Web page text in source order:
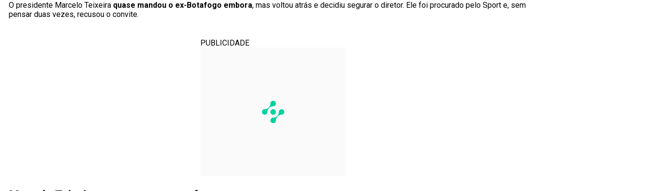
O presidente Marcelo Teixeira quase mandou o ex-Botafogo embora, mas voltou atrás e decidiu segurar o diretor. Ele foi procurado pelo Sport e, sem
pensar duas vezes, recusou o convite.
PUBLICIDADE